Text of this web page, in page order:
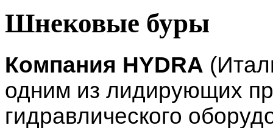
Шнековые буры
Компания HYDRA
одним из лидирующих
гидравлического